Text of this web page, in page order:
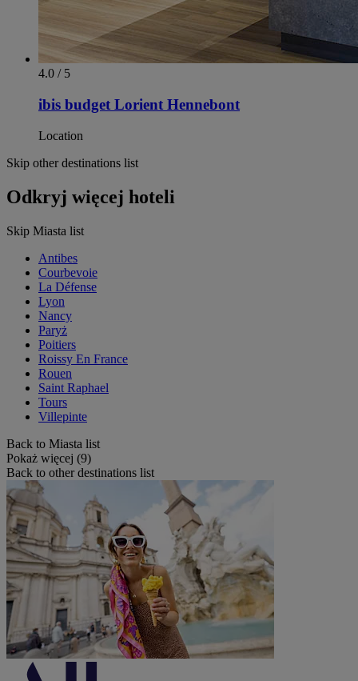
4.0 / 5
ibis budget Lorient Hennebont
Location
Skip other destinations list
Odkryj więcej hoteli
Skip Miasta list
Antibes
Courbevoie
La Défense
Lyon
Nancy
Paryż
Poitiers
Roissy En France
Rouen
Saint Raphael
Tours
Villepinte
Back to Miasta list
Pokaż więcej (9)
Back to other destinations list